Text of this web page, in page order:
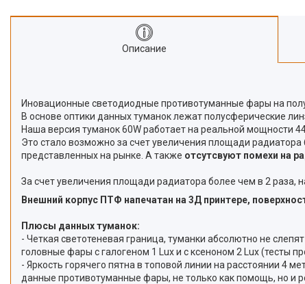
Описание
Иновационные светодиодные противотуманные фары на
В основе оптики данных туманок лежат полусферические
Наша версия туманок 60W работает на реальной мощности
Это стало возможно за счет увеличения площади радиатора
представленных на рынке. А также отсутсвуют помехи на
За счет увеличения площади радиатора более чем в 2 раза,
Внешний корпус ПТФ напечатан на 3Д принтере,
Плюсы данных туманок:
- Четкая светотеневая граница, туманки абсолютно не
головные фары с галогеном 1 Lux и с ксеноном 2 Lux (тесты
- Яркость горячего пятна в топовой линии на расстоянии 4
данные противотуманные фары, не только как помощь, но и